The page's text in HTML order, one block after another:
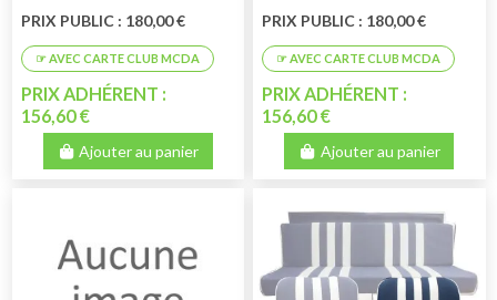
PRIX PUBLIC : 180,00 €
PRIX ADHÉRENT :
156,60 €
Ajouter au panier
PRIX PUBLIC : 180,00 €
PRIX ADHÉRENT :
156,60 €
Ajouter au panier